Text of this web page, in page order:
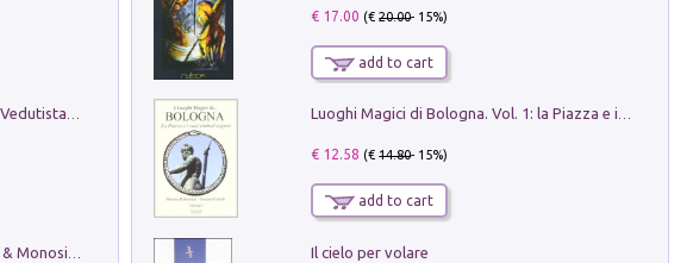
Pietro Bellotti Detto Canaletty. Un Vedutista Veneziano nella Francia dell'Ancien Régime
€ 17.00 (€20.00- 15%)
add to cart
Luoghi Magici di Bologna. Vol. 1: la Piazza e i Suoi Simboli Segreti
€ 12.58 (€14.80- 15%)
add to cart
Il cielo per volare